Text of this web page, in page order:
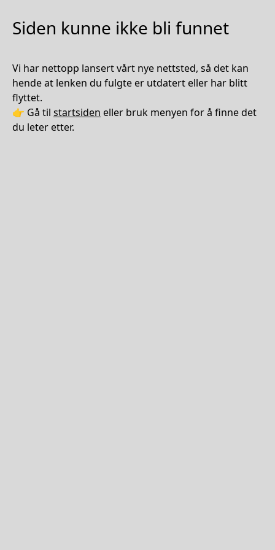
Siden kunne ikke bli funnet
Vi har nettopp lansert vårt nye nettsted, så det kan
hende at lenken du fulgte er utdatert eller har blitt
flyttet.
👉 Gå til startsiden eller bruk menyen for å finne det
du leter etter.